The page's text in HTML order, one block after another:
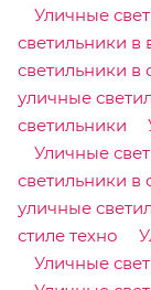
Уличные
светильники в
светильники в
уличные
светильники
Уличные
светильники в
уличные
стиле техно
Уличные